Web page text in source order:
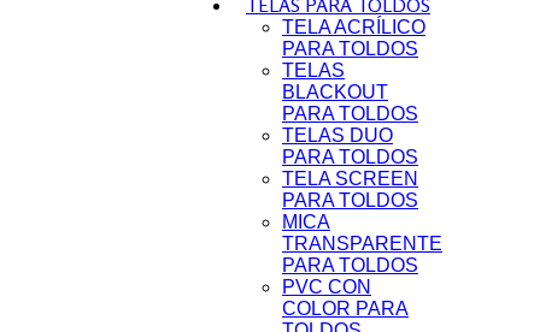
TELAS PARA TOLDOS
TELA ACRÍLICO
PARA TOLDOS
TELAS
BLACKOUT
PARA TOLDOS
TELAS DUO
PARA TOLDOS
TELA SCREEN
PARA TOLDOS
MICA
TRANSPARENTE
PARA TOLDOS
PVC CON
COLOR PARA